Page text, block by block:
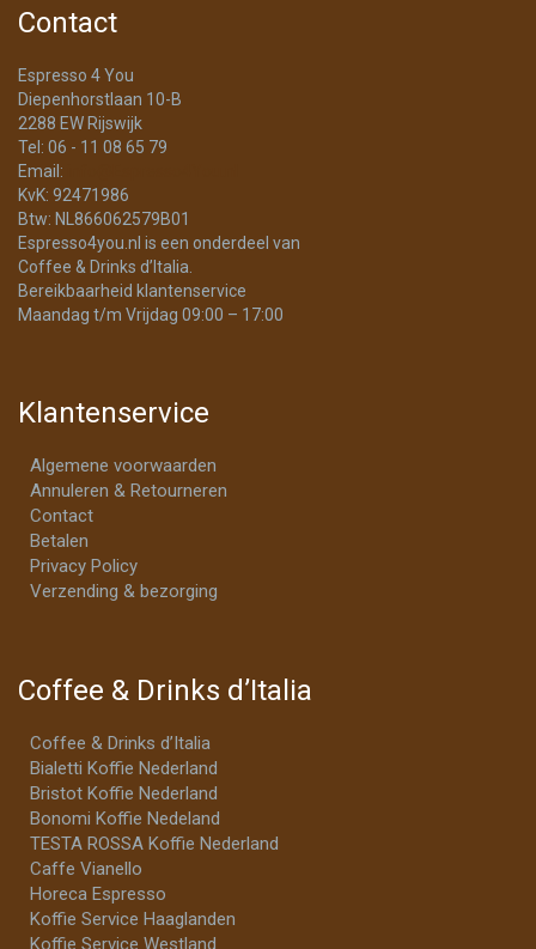
Contact
Espresso 4 You
Diepenhorstlaan 10-B
2288 EW Rijswijk
Tel: 06 - 11 08 65 79
Email:
KvK: 92471986
Btw: NL866062579B01
Espresso4you.nl is een onderdeel van
Coffee & Drinks d’Italia.
Bereikbaarheid klantenservice
Maandag t/m Vrijdag 09:00 – 17:00
Klantenservice
Algemene voorwaarden
Annuleren & Retourneren
Contact
Betalen
Privacy Policy
Verzending & bezorging
Coffee & Drinks d’Italia
Coffee & Drinks d’Italia
Bialetti Koffie Nederland
Bristot Koffie Nederland
Bonomi Koffie Nedeland
TESTA ROSSA Koffie Nederland
Caffe Vianello
Horeca Espresso
Koffie Service Haaglanden
Koffie Service Westland